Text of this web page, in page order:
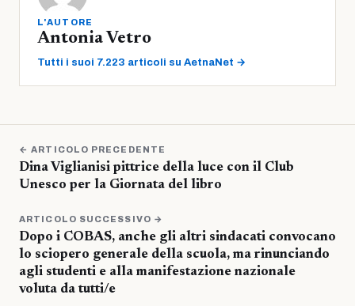
L'AUTORE
Antonia Vetro
Tutti i suoi 7.223 articoli su AetnaNet →
← ARTICOLO PRECEDENTE
Dina Viglianisi pittrice della luce con il Club
Unesco per la Giornata del libro
ARTICOLO SUCCESSIVO →
Dopo i COBAS, anche gli altri sindacati convocano
lo sciopero generale della scuola, ma rinunciando
agli studenti e alla manifestazione nazionale
voluta da tutti/e